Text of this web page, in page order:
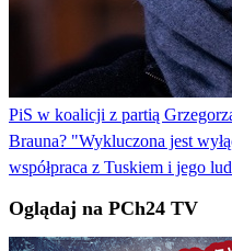
PiS w koalicji z partią
Brauna? "Wykluczona jest
współpraca z Tuskiem i jego
Oglądaj na PCh24 TV